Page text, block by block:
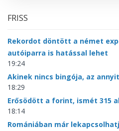
FRISS
Rekordot döntött a német
autóiparra is hatással lehet
19:24
Akinek nincs bingója, az
18:29
Erősödött a forint, ismét 315
18:14
Romániában már